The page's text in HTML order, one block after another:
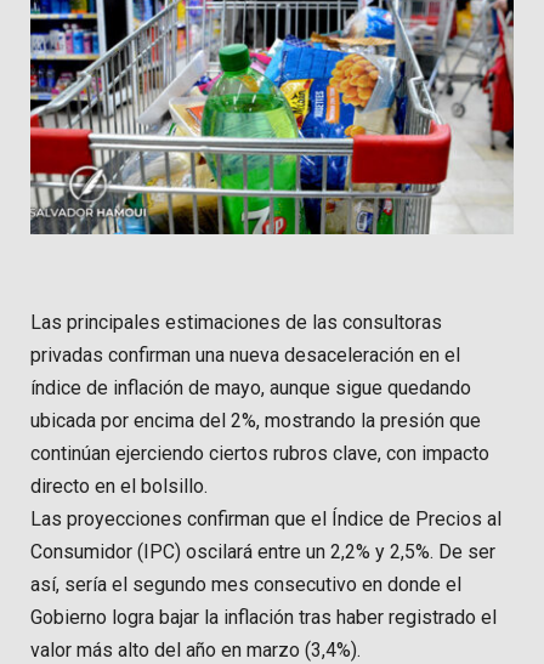
Las principales estimaciones de las consultoras
privadas confirman una nueva desaceleración en el
índice de inflación de mayo, aunque sigue quedando
ubicada por encima del 2%, mostrando la presión que
continúan ejerciendo ciertos rubros clave, con impacto
directo en el bolsillo.
Las proyecciones confirman que el Índice de Precios al
Consumidor (IPC) oscilará entre un 2,2% y 2,5%. De ser
así, sería el segundo mes consecutivo en donde el
Gobierno logra bajar la inflación tras haber registrado el
valor más alto del año en marzo (3,4%).